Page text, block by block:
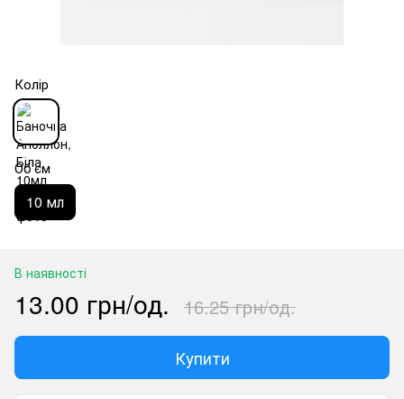
Колір
Об'єм
10 мл
В наявності
13.00 грн/од. 16.25 грн/од.
Купити